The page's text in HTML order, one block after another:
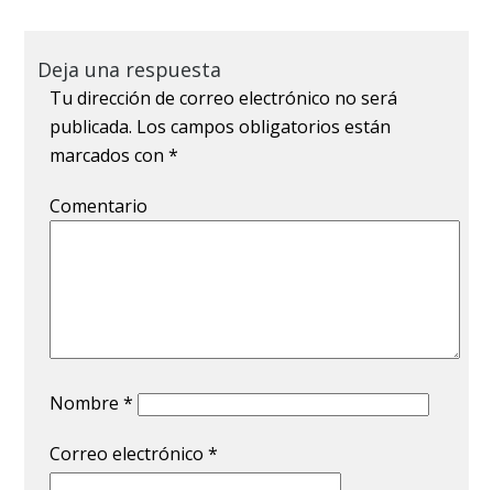
Deja una respuesta
Tu dirección de correo electrónico no será
publicada. Los campos obligatorios están
marcados con*
Comentario
Nombre*
Correo electrónico*